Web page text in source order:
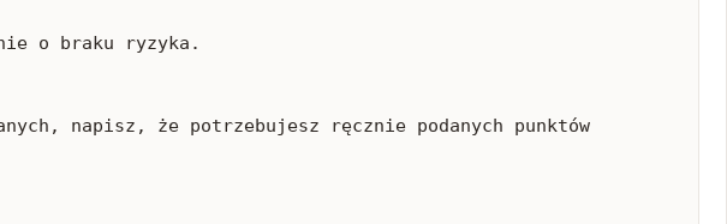
o braku ryzyka.
napisz, że potrzebujesz ręcznie podanych punktów